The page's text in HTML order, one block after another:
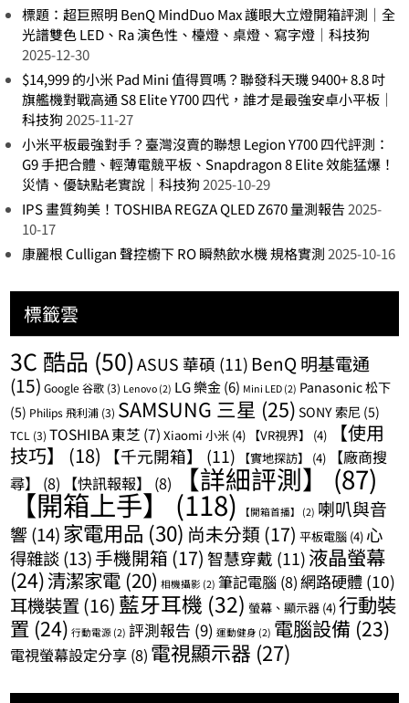
標題：超巨照明 BenQ MindDuo Max 護眼大立燈開箱評測｜全
光譜雙色 LED、Ra 演色性、檯燈、桌燈、寫字燈｜科技狗
2025-12-30
$14,999 的小米 Pad Mini 值得買嗎？聯發科天璣 9400+ 8.8 吋
旗艦機對戰高通 S8 Elite Y700 四代，誰才是最強安卓小平板｜
科技狗 2025-11-27
小米平板最強對手？臺灣沒賣的聯想 Legion Y700 四代評測：
G9 手把合體、輕薄電競平板、Snapdragon 8 Elite 效能猛爆！
災情、優缺點老實說｜科技狗 2025-10-29
IPS 畫質夠美！TOSHIBA REGZA QLED Z670 量測報告2025-
10-17
康麗根 Culligan 聲控櫥下 RO 瞬熱飲水機 規格實測 2025-10-16
標籤雲
3C 酷品 (50)ASUS 華碩 (11) BenQ 明基電通
(15) Google 谷歌 (3) Lenovo (2) LG 樂金(6) Mini LED (2) Panasonic 松下
(5) Philips 飛利浦 (3) SAMSUNG 三星 (25) SONY 索尼 (5)
TCL (3) TOSHIBA 東芝 (7) Xiaomi 小米 (4) 【VR視界】 (4)
【使用
技巧】
(18) 【千元開箱】 (11) 【實地探訪】 (4)
【廠商搜
尋】
(8) 【快訊報報】 (8) 【詳細評測】 (87)
【開箱上手】(118) 【開箱首播】 (2) 喇叭與音
響 (14)家電用品 (30) 尚未分類 (17) 平板電腦 (4) 心
得雜談 (13)手機開箱 (17) 智慧穿戴 (11) 液晶螢幕
(24)清潔家電 (20) 相機攝影 (2) 筆記電腦 (8)網路硬體 (10)
耳機裝置 (16) 藍牙耳機 (32) 螢幕、顯示器 (4)行動裝
置 (24) 行動電源 (2) 評測報告 (9) 運動健身 (2) 電腦設備 (23)
電視螢幕設定分享 (8) 電視顯示器 (27)